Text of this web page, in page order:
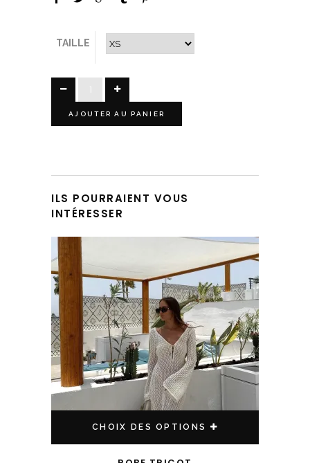
TAILLE
AJOUTER AU PANIER
ILS POURRAIENT VOUS
INTÉRESSER
CHOIX DES OPTIONS
Ce produit a plusieurs variations. Les options peuvent être choisies sur la page du produit